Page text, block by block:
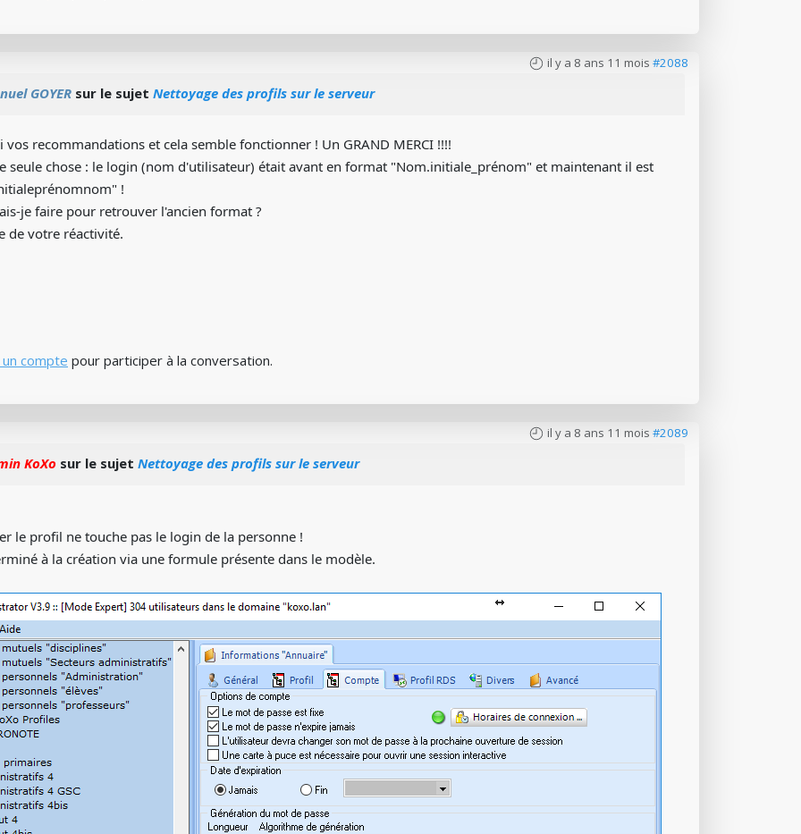
il y a 8 ans 11 mois #2088
GOYER sur le sujet Nettoyage des profils sur le serveur
vos recommandations et cela semble fonctionner ! Un GRAND MERCI !!!!
seule chose : le login (nom d'utilisateur) était avant en format "Nom.initiale_prénom" et maintenant il est
!
je faire pour retrouver l'ancien format ?
de votre réactivité.
compte pour participer à la conversation.
il y a 8 ans 11 mois #2089
KoXo sur le sujet Nettoyage des profils sur le serveur
le profil ne touche pas le login de la personne !
à la création via une formule présente dans le modèle.